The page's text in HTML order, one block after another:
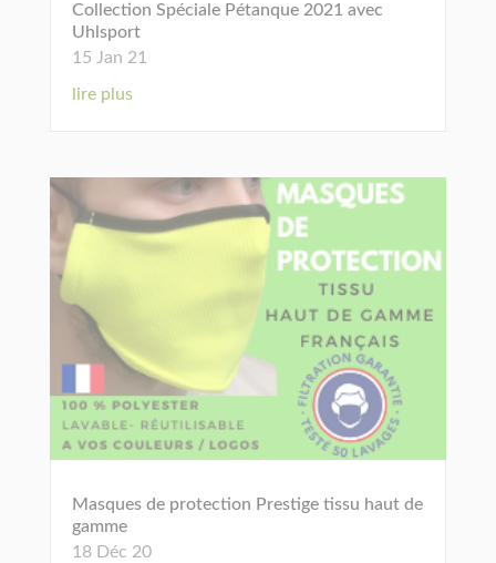
Collection Spéciale Pétanque 2021 avec
Uhlsport
15 Jan 21
lire plus
Masques de protection Prestige tissu haut de
gamme
18 Déc 20